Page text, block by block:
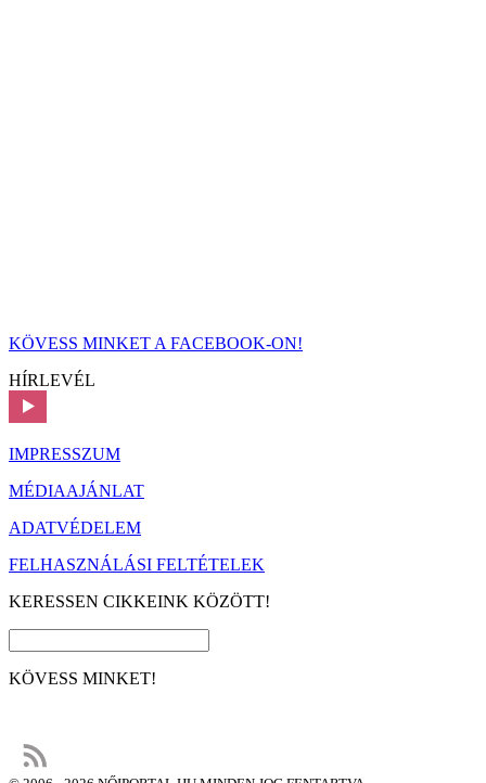
KÖVESS MINKET A FACEBOOK-ON!
HÍRLEVÉL
IMPRESSZUM
MÉDIAAJÁNLAT
ADATVÉDELEM
FELHASZNÁLÁSI FELTÉTELEK
KERESSEN CIKKEINK KÖZÖTT!
KÖVESS MINKET!